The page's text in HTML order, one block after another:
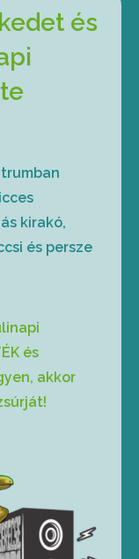
és
kirakó,
és persze
és
akkor